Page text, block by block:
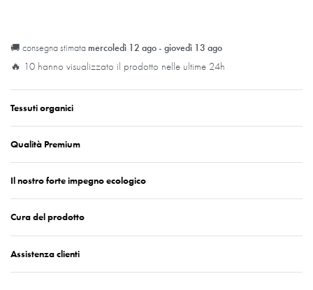
🚚 consegna stimata mercoledì 12 ago - giovedì 13 ago
🔥 10 hanno visualizzato il prodotto nelle ultime 24h
Tessuti organici
Qualità Premium
Il nostro forte impegno ecologico
Cura del prodotto
Assistenza clienti